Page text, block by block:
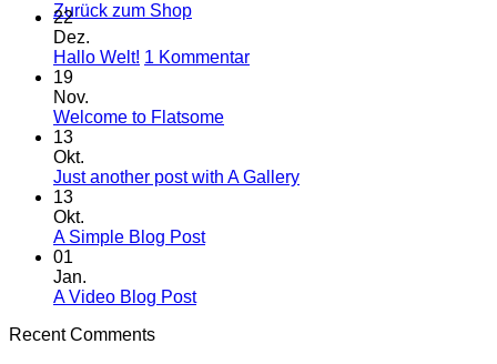
Zurück zum Shop
22
Dez.
Hallo Welt! 1 Kommentarzu
19
Nov.
Welcome to FlatsomeKeine
Welcome
13
Okt.
Just another post with A GalleryKeine
13
Okt.
A Simple Blog PostKeine
01
Jan.
A Video Blog PostKeine
Recent Comments